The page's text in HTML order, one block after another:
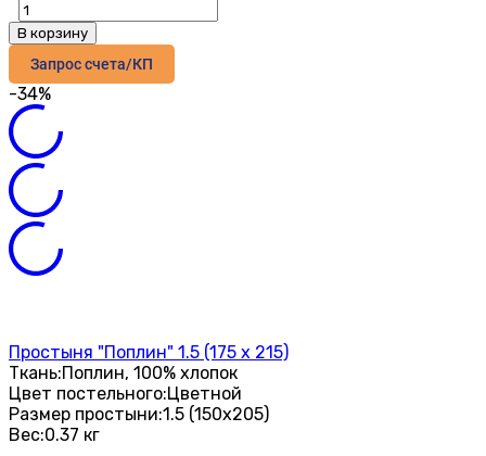
В корзину
Запрос счета/КП
-34%
Простыня "Поплин" 1.5 (175 х 215)
Ткань:Поплин, 100% хлопок
Цвет постельного:Цветной
Размер простыни:1.5 (150х205)
Вес:0.37 кг